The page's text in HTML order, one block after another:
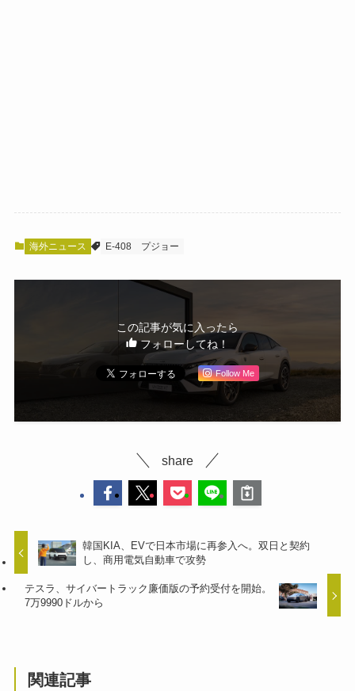
海外ニュース E-408 プジョー
この記事が気に入ったら
フォローしてね！
Follow Me
share
韓国KIA、EVで日本市場に再参入へ。双日と契約
し、商用電気自動車で攻勢
テスラ、サイバートラック廉価版の予約受付を開始。
7万9990ドルから
関連記事